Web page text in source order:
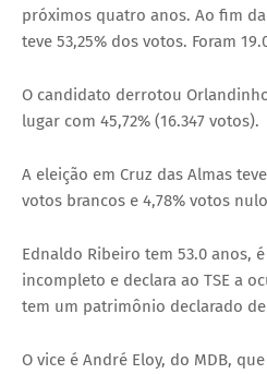
próximos quatro anos. Ao fim
teve 53,25% dos votos. Foram
O candidato derrotou
lugar com 45,72% (16.347 votos).
A eleição em Cruz das Almas
votos brancos e 4,78% votos
Ednaldo Ribeiro tem 53.0 anos,
incompleto e declara ao TSE a
tem um patrimônio declarado de
O vice é André Eloy, do MDB,